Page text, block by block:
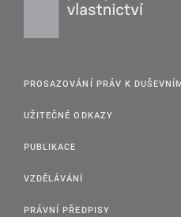
PROSAZOVÁNÍ PRÁV K
UŽITEČNÉ ODKAZY
PUBLIKACE
VZDĚLÁVÁNÍ
PRÁVNÍ PŘEDPISY